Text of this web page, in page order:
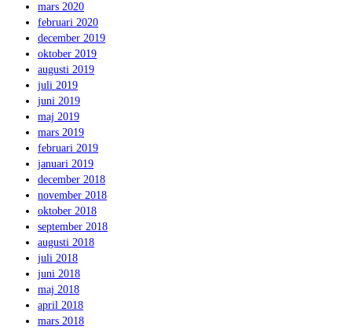
mars 2020
februari 2020
december 2019
oktober 2019
augusti 2019
juli 2019
juni 2019
maj 2019
mars 2019
februari 2019
januari 2019
december 2018
november 2018
oktober 2018
september 2018
augusti 2018
juli 2018
juni 2018
maj 2018
april 2018
mars 2018